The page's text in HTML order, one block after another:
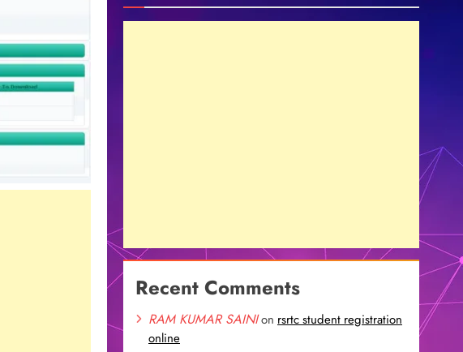
Recent Comments
RAM KUMAR SAINIon rsrtc student registration
online